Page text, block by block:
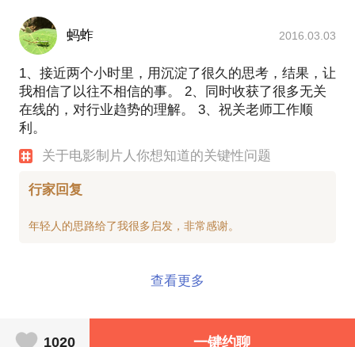
蚂蚱 2016.03.03
1、接近两个小时里，用沉淀了很久的思考，结果，让
我相信了以往不相信的事。 2、同时收获了很多无关
在线的，对行业趋势的理解。 3、祝关老师工作顺
利。
关于电影制片人你想知道的关键性问题
行家回复
查看更多
1020 一键约聊